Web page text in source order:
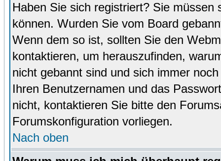
Haben Sie sich registriert? Sie
können. Wurden Sie vom Board
Wenn dem so ist, sollten Sie den
kontaktieren, um herauszufinden,
nicht gebannt sind und sich immer
Ihren Benutzernamen und das
nicht, kontaktieren Sie bitte den
Forumskonfiguration vorliegen.
Nach oben